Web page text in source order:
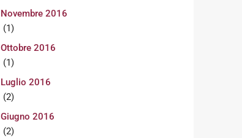
Novembre 2016
(1)
Ottobre 2016
(1)
Luglio 2016
(2)
Giugno 2016
(2)